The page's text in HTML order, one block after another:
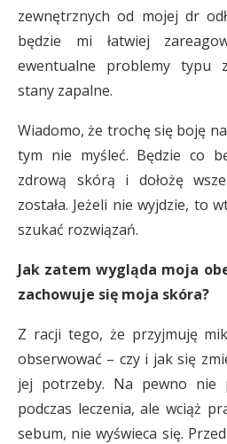
zewnętrznych od mojej dr
będzie mi łatwiej
ewentualne problemy typu
stany zapalne.
Wiadomo, że trochę się boję
tym nie myśleć. Będzie co
zdrową skórą i dołożę
została. Jeżeli nie wyjdzie, to
szukać rozwiązań.
Jak zatem wygląda moja
zachowuje się moja skóra?
Z racji tego, że przyjmuję
obserwować – czy i jak się
jej potrzeby. Na pewno nie
podczas leczenia, ale wciąż
sebum, nie wyświeca się.